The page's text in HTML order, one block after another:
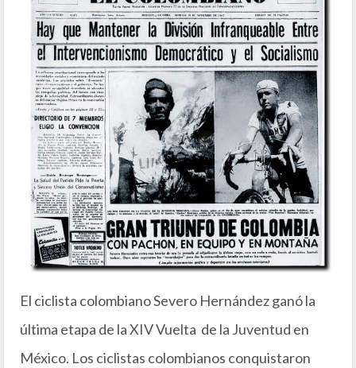
El ciclista colombiano Severo Hernández ganó la
última etapa de la XIV Vuelta de la Juventud en
México. Los ciclistas colombianos conquistaron